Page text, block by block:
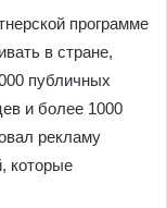
программе
в стране,
публичных
и более 1000
рекламу
которые